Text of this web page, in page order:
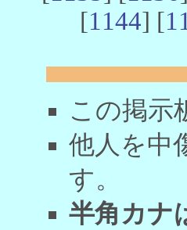
[1144] [
この掲示
他人を中
す。
半角カナ